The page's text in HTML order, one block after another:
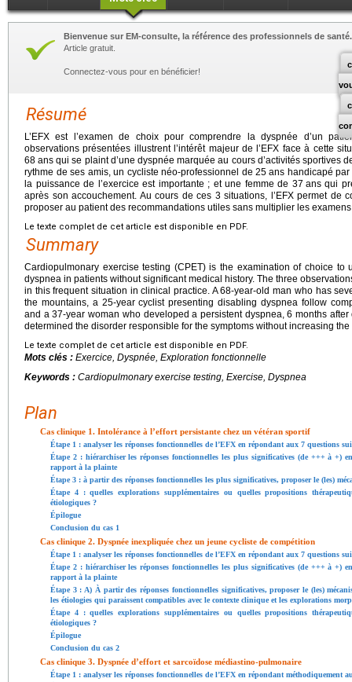
Bienvenue sur EM-consulte, la référence des professionnels de santé.
Article gratuit.
Connectez-vous pour en bénéficier!
Résumé
L’EFX est l’examen de choix pour comprendre la dyspnée d’un
observations présentées illustrent l’intérêt majeur de l’EFX face à cette
68 ans qui se plaint d’une dyspnée marquée au cours d’activités sportives
rythme de ses amis, un cycliste néo-professionnel de 25 ans handicapé
la puissance de l’exercice est importante ; et une femme de 37 ans qui
après son accouchement. Au cours de ces 3 situations, l’EFX permet de
proposer au patient des recommandations utiles sans multiplier les
Le texte complet de cet article est disponible en PDF.
Summary
Cardiopulmonary exercise testing (CPET) is the examination of choice to
dyspnea in patients without significant medical history. The three
in this frequent situation in clinical practice. A 68-year-old man who has
the mountains, a 25-year cyclist presenting disabling dyspnea follow
and a 37-year woman who developed a persistent dyspnea, 6 months
determined the disorder responsible for the symptoms without increasing
Le texte complet de cet article est disponible en PDF.
Mots clés : Exercice, Dyspnée, Exploration fonctionnelle
Keywords : Cardiopulmonary exercise testing, Exercise, Dyspnea
Plan
Cas clinique 1. Intolérance à l’effort persistante chez un vétéran sportif
Étape 1 : analyser les réponses fonctionnelles de l’EFX en répondant aux 7 questions
Étape 2 : hiérarchiser les réponses fonctionnelles les plus significatives (de +++ à +)
rapport à la plainte
Étape 3 : à partir des réponses fonctionnelles les plus significatives, proposer le (les)
Étape 4 : quelles explorations supplémentaires ou quelles propositions
étiologiques ?
Épilogue
Conclusion du cas 1
Cas clinique 2. Dyspnée inexpliquée chez un jeune cycliste de compétition
Étape 1 : analyser les réponses fonctionnelles de l’EFX en répondant aux 7 questions
Étape 2 : hiérarchiser les réponses fonctionnelles les plus significatives (de +++ à +)
rapport à la plainte
Étape 3 : A) À partir des réponses fonctionnelles significatives, proposer le (les)
les étiologies qui paraissent compatibles avec le contexte clinique et les explorations
Étape 4 : quelles explorations supplémentaires ou quelles propositions
étiologiques ?
Épilogue
Conclusion du cas 2
Cas clinique 3. Dyspnée d’effort et sarcoïdose médiastino-pulmonaire
Étape 1 : analyser les réponses fonctionnelles de l’EFX en répondant méthodiquement